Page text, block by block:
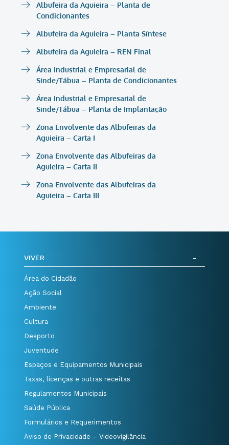
Albufeira da Aguieira – Planta de
Condicionantes
Albufeira da Aguieira – Planta Síntese
Albufeira da Aguieira – REN Final
Área Industrial e Empresarial de
Sinde/Tábua – Planta de Condicionantes
Área Industrial e Empresarial de
Sinde/Tábua – Planta de Implantação
Zona Envolvente das Albufeiras da
Aguieira – Carta I
Zona Envolvente das Albufeiras da
Aguieira – Carta II
Zona Envolvente das Albufeiras da
Aguieira – Carta III
VIVER
Área do Cidadão
Ação Social
Ambiente
Cultura
Desporto
Juventude
Espaços e Equipamentos Municipais
Taxas, licenças e outras receitas
Regulamentos Municipais
Saúde Pública
Formulários e Requerimentos
Aviso de Privacidade – Videovigilância